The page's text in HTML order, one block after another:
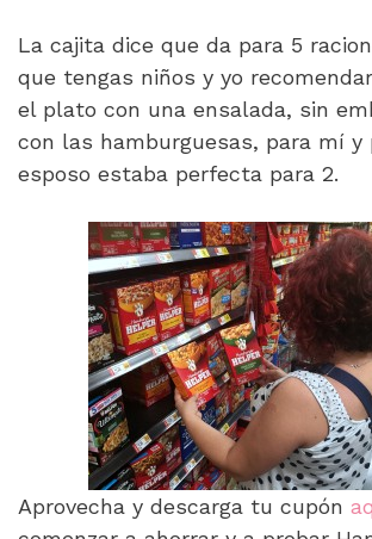
La cajita dice que da para 5
que tengas niños y yo
el plato con una ensalada, sin
con las hamburguesas, para mí y
esposo estaba perfecta para 2.
Aprovecha y descarga tu cupón